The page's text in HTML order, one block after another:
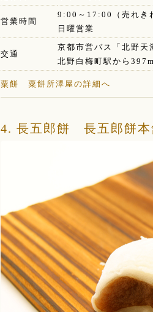
営業時間
9:00～17:00（売れき
日曜営業
交通
京都市営バス「北野天
北野白梅町駅から397m
粟餅 粟餅所澤屋の詳細へ
4. 長五郎餅 長五郎餅本